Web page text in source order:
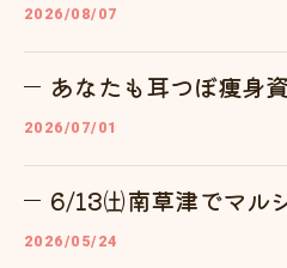
2026/08/07
あなたも耳つぼ痩身
2026/07/01
6/13㈯南草津でマル
2026/05/24